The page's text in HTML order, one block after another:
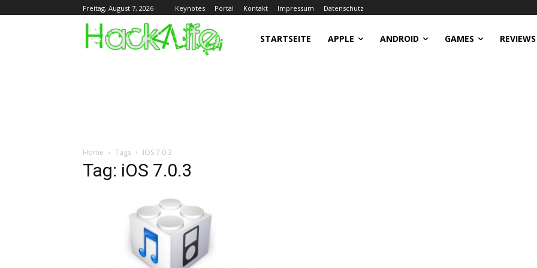
Freitag, August 7, 2026 Keynotes Portal Kontakt Impressum Datenschutz
STARTSEITE APPLE ANDROID GAMES REVIEWS
Home Tags IOS 7.0.3
Tag: iOS 7.0.3